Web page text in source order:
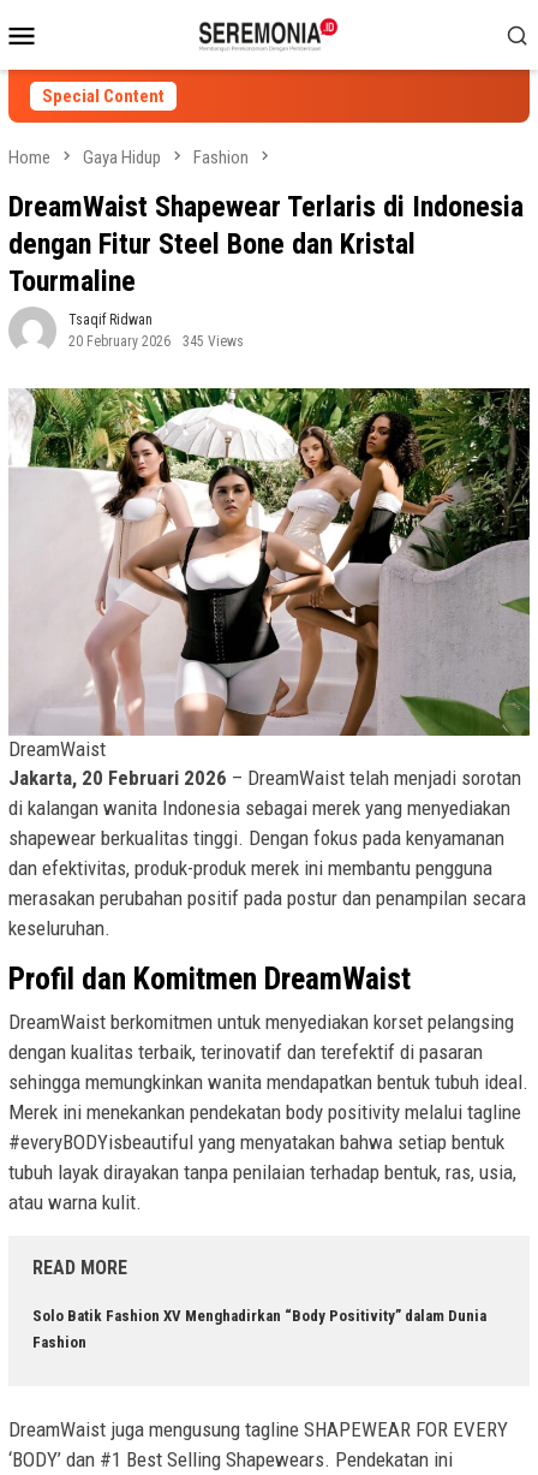
to
contentMenu
Special Content
Home Gaya Hidup Fashion
DreamWaist Shapewear Terlaris di Indonesia
dengan Fitur Steel Bone dan Kristal
Tourmaline
Tsaqif Ridwan
20 February 2026
345 Views
DreamWaist
Jakarta, 20 Februari 2026 – DreamWaist telah menjadi sorotan
di kalangan wanita Indonesia sebagai merek yang menyediakan
shapewear berkualitas tinggi. Dengan fokus pada kenyamanan
dan efektivitas, produk-produk merek ini membantu pengguna
merasakan perubahan positif pada postur dan penampilan secara
keseluruhan.
Profil dan Komitmen DreamWaist
DreamWaist berkomitmen untuk menyediakan korset pelangsing
dengan kualitas terbaik, terinovatif dan terefektif di pasaran
sehingga memungkinkan wanita mendapatkan bentuk tubuh ideal.
Merek ini menekankan pendekatan body positivity melalui tagline
#everyBODYisbeautiful yang menyatakan bahwa setiap bentuk
tubuh layak dirayakan tanpa penilaian terhadap bentuk, ras, usia,
atau warna kulit.
READ MORE
Solo Batik Fashion XV Menghadirkan “Body Positivity” dalam Dunia
Fashion
DreamWaist juga mengusung tagline SHAPEWEAR FOR EVERY
‘BODY’ dan #1 Best Selling Shapewears. Pendekatan ini